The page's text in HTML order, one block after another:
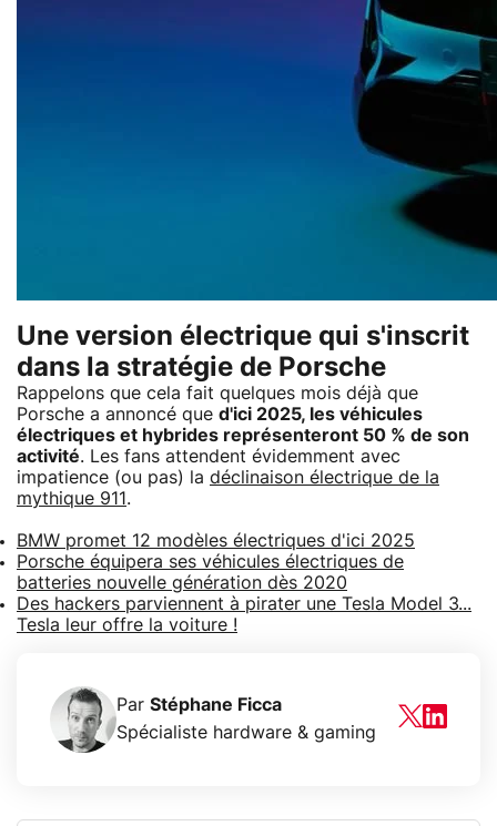
Une version électrique qui s'inscrit
dans la stratégie de Porsche
Rappelons que cela fait quelques mois déjà que
Porsche a annoncé que d'ici 2025, les véhicules
électriques et hybrides représenteront 50 % de son
activité. Les fans attendent évidemment avec
impatience (ou pas) la déclinaison électrique de la
mythique 911 .
BMW promet 12 modèles électriques d'ici 2025
Porsche équipera ses véhicules électriques de
batteries nouvelle génération dès 2020
Des hackers parviennent à pirater une Tesla Model 3...
Tesla leur offre la voiture !
Par Stéphane Ficca
Spécialiste hardware & gaming